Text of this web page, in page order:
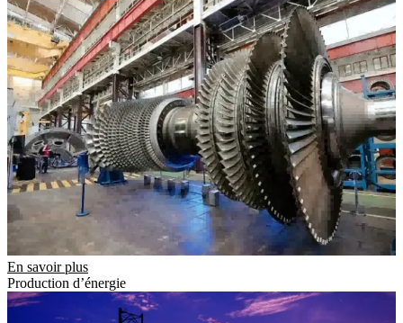
En savoir plus
Production d’énergie